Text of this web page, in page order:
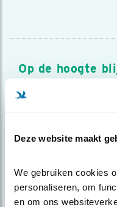
Deze website maakt
We gebruiken cookies
personaliseren, om
en om ons
Op de hoogte
Meld je aan en
over vogels en